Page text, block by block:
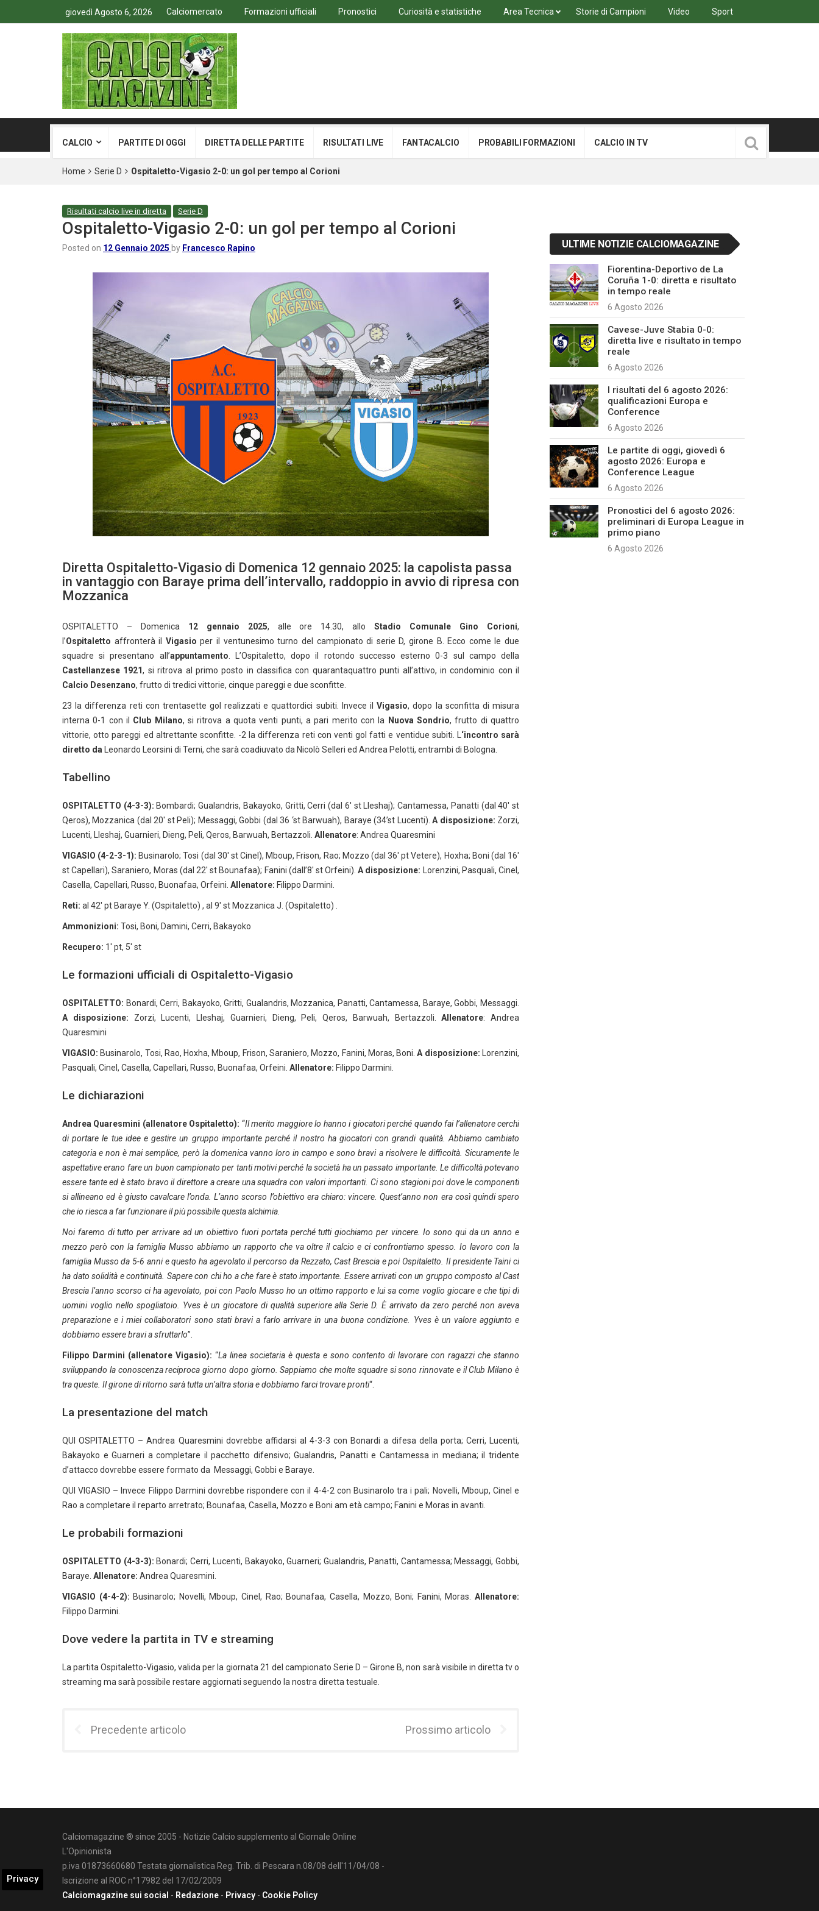
giovedì Agosto 6, 2026 Calciomercato Formazioni ufficiali Pronostici Curiosità e statistiche Area Tecnica Storie di Campioni Video Sport
CALCIO PARTITE DI OGGI DIRETTA DELLE PARTITE RISULTATI LIVE FANTACALCIO PROBABILI FORMAZIONI CALCIO IN TV
Home Serie D Ospitaletto-Vigasio 2-0: un gol per tempo al Corioni
Risultati calcio live in diretta Serie D
Ospitaletto-Vigasio 2-0: un gol per tempo al Corioni
Posted on 12 Gennaio 2025 by Francesco Rapino
Diretta Ospitaletto-Vigasio di Domenica 12 gennaio 2025: la capolista passa
in vantaggio con Baraye prima dell’intervallo, raddoppio in avvio di ripresa con
Mozzanica
OSPITALETTO – Domenica 12 gennaio 2025, alle ore 14.30, alloStadio Comunale Gino Corioni,
l’Ospitaletto affronterà il Vigasio per il ventunesimo turno del campionato di serie D, girone B. Ecco come le due
squadre si presentano all’appuntamento . L’Ospitaletto, dopo il rotondo successo esterno 0-3 sul campo della
Castellanzese 1921, si ritrova al primo posto in classifica con quarantaquattro punti all’attivo, in condominio con il
Calcio Desenzano, frutto di tredici vittorie, cinque pareggi e due sconfitte.
23 la differenza reti con trentasette gol realizzati e quattordici subiti. Invece ilVigasio, dopo la sconfitta di misura
interna 0-1 con il Club Milano, si ritrova a quota venti punti, a pari merito con la Nuova Sondrio, frutto di quattro
vittorie, otto pareggi ed altrettante sconfitte. -2 la differenza reti con venti gol fatti e ventidue subiti. L ‘incontro sarà
diretto da
Leonardo Leorsini di Terni, che sarà coadiuvato da Nicolò Selleri ed Andrea Pelotti, entrambi di Bologna.
Tabellino
OSPITALETTO (4-3-3): Bombardi; Gualandris, Bakayoko, Gritti, Cerri (dal 6′ st Lleshaj); Cantamessa, Panatti (dal 40′ st
Qeros), Mozzanica (dal 20′ st Peli); Messaggi, Gobbi (dal 36 ‘st Barwuah), Baraye (34’st Lucenti).A disposizione: Zorzi,
Lucenti, Lleshaj, Guarnieri, Dieng, Peli, Qeros, Barwuah, Bertazzoli. Allenatore: Andrea Quaresmini
VIGASIO (4-2-3-1): Businarolo; Tosi (dal 30′ st Cinel), Mboup, Frison, Rao; Mozzo (dal 36′ pt Vetere), Hoxha; Boni (dal 16′
st Capellari), Saraniero, Moras (dal 22′ st Bounafaa); Fanini (dall’8′ st Orfeini).A disposizione:
Lorenzini, Pasquali, Cinel,
Casella, Capellari, Russo, Buonafaa, Orfeini. Allenatore: Filippo Darmini.
Reti: al 42′ pt Baraye Y. (Ospitaletto) , al 9′ st Mozzanica J. (Ospitaletto) .
Ammonizioni: Tosi, Boni, Damini, Cerri, Bakayoko
Recupero: 1′ pt, 5′ st
Le formazioni ufficiali di Ospitaletto-Vigasio
OSPITALETTO: Bonardi, Cerri, Bakayoko, Gritti, Gualandris, Mozzanica, Panatti, Cantamessa, Baraye, Gobbi, Messaggi.
A disposizione: Zorzi, Lucenti, Lleshaj, Guarnieri, Dieng, Peli, Qeros, Barwuah, Bertazzoli.Allenatore: Andrea
Quaresmini
VIGASIO: Businarolo, Tosi, Rao, Hoxha, Mboup, Frison, Saraniero, Mozzo, Fanini, Moras, Boni.A disposizione:
Lorenzini,
Pasquali, Cinel, Casella, Capellari, Russo, Buonafaa, Orfeini. Allenatore: Filippo Darmini.
Le dichiarazioni
Andrea Quaresmini (allenatore Ospitaletto): “Il merito maggiore lo hanno i giocatori perché quando fai l’allenatore cerchi
di portare le tue idee e gestire un gruppo importante perché il nostro ha giocatori con grandi qualità. Abbiamo cambiato
categoria e non è mai semplice, però la domenica vanno loro in campo e sono bravi a risolvere le difficoltà. Sicuramente le
aspettative erano fare un buon campionato per tanti motivi perché la società ha un passato importante. Le difficoltà potevano
essere tante ed è stato bravo il direttore a creare una squadra con valori importanti. Ci sono stagioni poi dove le componenti
si allineano ed è giusto cavalcare l’onda. L’anno scorso l’obiettivo era chiaro: vincere. Quest’anno non era così quindi spero
che io riesca a far funzionare il più possibile questa alchimia.
Noi faremo di tutto per arrivare ad un obiettivo fuori portata perché tutti giochiamo per vincere. Io sono qui da un anno e
mezzo però con la famiglia Musso abbiamo un rapporto che va oltre il calcio e ci confrontiamo spesso. Io lavoro con la
famiglia Musso da 5-6 anni e questo ha agevolato il percorso da Rezzato, Cast Brescia e poi Ospitaletto. Il presidente Taini ci
ha dato solidità e continuità. Sapere con chi ho a che fare è stato importante. Essere arrivati con un gruppo composto al Cast
Brescia l’anno scorso ci ha agevolato, poi con Paolo Musso ho un ottimo rapporto e lui sa come voglio giocare e che tipi di
uomini voglio nello spogliatoio. Yves è un giocatore di qualità superiore alla Serie D. È arrivato da zero perché non aveva
preparazione e i miei collaboratori sono stati bravi a farlo arrivare in una buona condizione. Yves è un valore aggiunto e
dobbiamo essere bravi a sfruttarlo”.
Filippo Darmini (allenatore Vigasio): “La linea societaria è questa e sono contento di lavorare con ragazzi che stanno
sviluppando la conoscenza reciproca giorno dopo giorno. Sappiamo che molte squadre si sono rinnovate e il Club Milano è
tra queste. Il girone di ritorno sarà tutta un’altra storia e dobbiamo farci trovare pronti“.
La presentazione del match
QUI OSPITALETTO – Andrea Quaresmini dovrebbe affidarsi al 4-3-3 con Bonardi a difesa della porta; Cerri, Lucenti,
Bakayoko e Guarneri a completare il pacchetto difensivo; Gualandris, Panatti e Cantamessa in mediana; il tridente
d’attacco dovrebbe essere formato da Messaggi, Gobbi e Baraye.
QUI VIGASIO – Invece Filippo Darmini dovrebbe rispondere con il 4-4-2 con Businarolo tra i pali; Novelli, Mboup, Cinel e
Rao a completare il reparto arretrato; Bounafaa, Casella, Mozzo e Boni am età campo; Fanini e Moras in avanti.
Le probabili formazioni
OSPITALETTO (4-3-3): Bonardi; Cerri, Lucenti, Bakayoko, Guarneri; Gualandris, Panatti, Cantamessa; Messaggi, Gobbi,
Baraye. Allenatore: Andrea Quaresmini.
VIGASIO (4-4-2): Businarolo; Novelli, Mboup, Cinel, Rao; Bounafaa, Casella, Mozzo, Boni; Fanini, Moras.Allenatore:
Filippo Darmini.
Dove vedere la partita in TV e streaming
La partita Ospitaletto-Vigasio, valida per la giornata 21 del campionato Serie D – Girone B, non sarà visibile in diretta tv o
streaming ma sarà possibile restare aggiornati seguendo la nostra diretta testuale.
Precedente articolo Prossimo articolo
ULTIME NOTIZIE CALCIOMAGAZINE
Fiorentina-Deportivo de La
Coruña 1-0: diretta e risultato
in tempo reale
6 Agosto 2026
Cavese-Juve Stabia 0-0:
diretta live e risultato in tempo
reale
6 Agosto 2026
I risultati del 6 agosto 2026:
qualificazioni Europa e
Conference
6 Agosto 2026
Le partite di oggi, giovedì 6
agosto 2026: Europa e
Conference League
6 Agosto 2026
Pronostici del 6 agosto 2026:
preliminari di Europa League in
primo piano
6 Agosto 2026
Calciomagazine ® since 2005 - Notizie Calcio supplemento al Giornale Online
L'Opinionista
p.iva 01873660680 Testata giornalistica Reg. Trib. di Pescara n.08/08 dell'11/04/08 -
Iscrizione al ROC n°17982 del 17/02/2009
Calciomagazine sui social - Redazione - Privacy - Cookie Policy
Privacy